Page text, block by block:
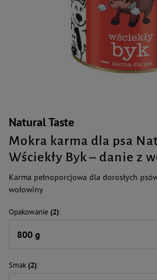
Natural Taste
Mokra karma dla psa
Wściekły Byk – danie z
Karma pełnoporcjowa dla dorosłych
wołowiny
Opakowanie (2)
800 g
Smak(2)